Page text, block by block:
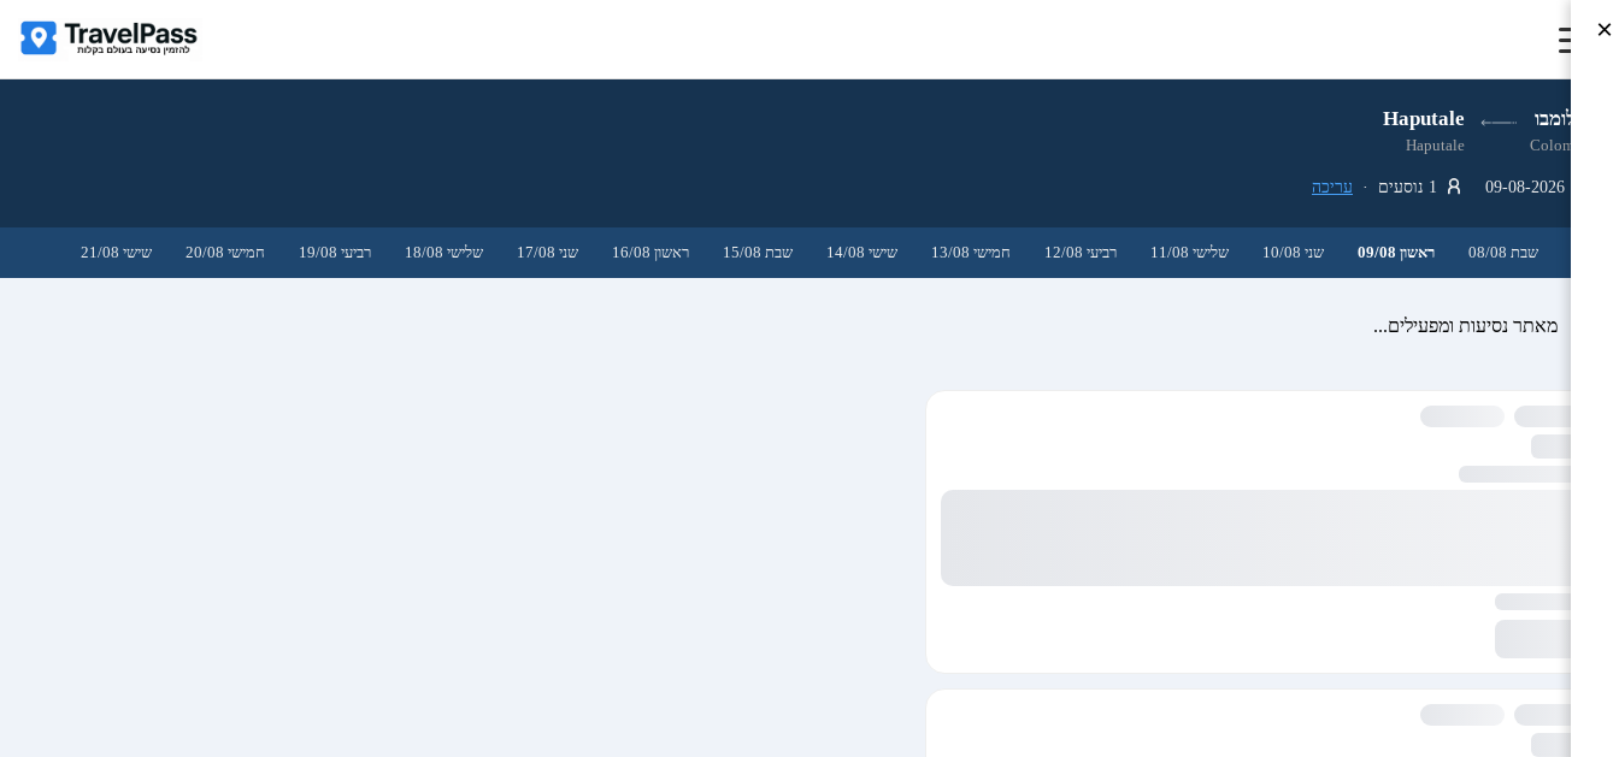
קולומבו Haputale
Colombo
Haputale
עריכה
שבת 08/08 ראשון 09/08 שני 10/08 שלישי 11/08 רביעי 12/08 חמישי 13/08 שישי 14/08 שבת 15/08 ראשון 16/08 שני 17/08 שלישי 18/08 רביעי 19/08 חמישי 20/08 שישי 21/08
מאתר נסיעות ומפעילים...
×